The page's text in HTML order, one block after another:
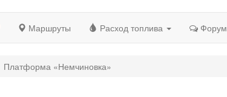
Маршруты Расход топлива Форум
Платформа «Немчиновка»